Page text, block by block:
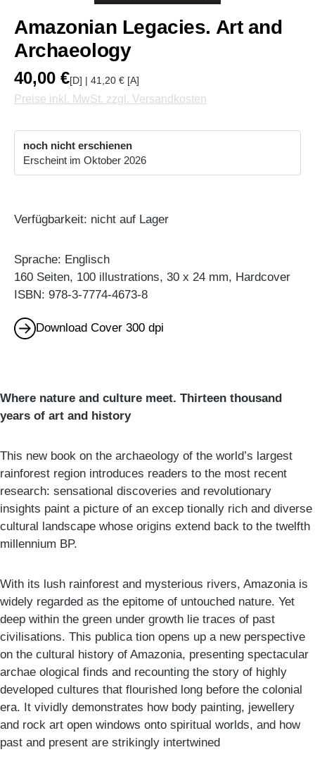
Amazonian Legacies. Art and
Archaeology
40,00 €[D] | 41,20 € [A]
Preise inkl. MwSt. zzgl. Versandkosten
noch nicht erschienen
Erscheint im Oktober 2026
Verfügbarkeit: nicht auf Lager
Sprache: Englisch
160 Seiten, 100 illustrations, 30 x 24 mm, Hardcover
ISBN: 978-3-7774-4673-8
Download Cover 300 dpi
Where nature and culture meet. Thirteen thousand
years of art and history
This new book on the archaeology of the world’s largest
rainforest region introduces readers to the most recent
research: sensational discoveries and revolutionary
insights paint a picture of an excep tionally rich and diverse
cultural landscape whose origins extend back to the twelfth
millennium BP.
With its lush rainforest and mysterious rivers, Amazonia is
widely regarded as the epitome of untouched nature. Yet
deep within the green under growth lie traces of past
civilisations. This publica tion opens up a new perspective
on the cultural history of Amazonia, presenting spectacular
archae ological finds and recounting the story of highly
developed cultures that flourished long before the colonial
era. It vividly demonstrates how body painting, jewellery
and rock art open windows onto spiritual worlds, and how
past and present are strikingly intertwined